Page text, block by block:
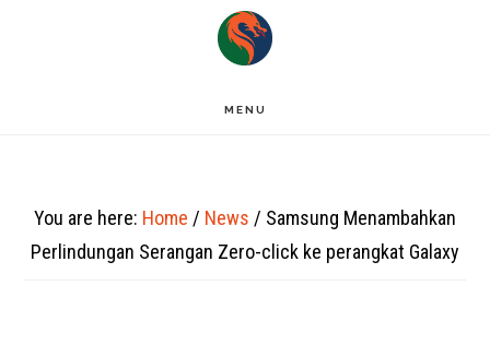
MENU
You are here: Home / News / Samsung Menambahkan
Perlindungan Serangan Zero-click ke perangkat Galaxy